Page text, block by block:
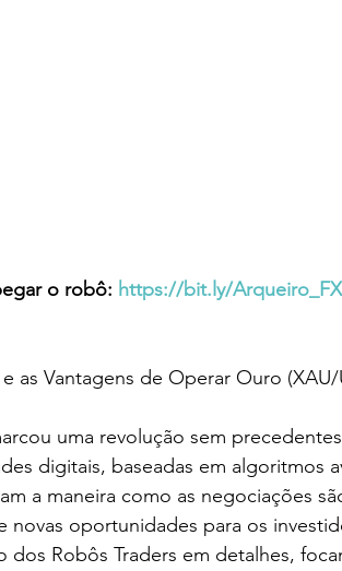
o robô: https://bit.ly/Arqueiro_FX
as Vantagens de Operar Ouro (XAU/
uma revolução sem
digitais, baseadas em algoritmos
a maneira como as negociações
novas oportunidades para os
dos Robôs Traders em detalhes,